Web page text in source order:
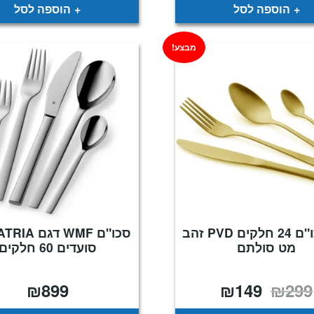
הוספה לסל הוספה לסל
סט סכו"ם 24 חלקים PVD זהב
מט סולתם
מבצע!
₪299 המחיר
המקורי
היה:
₪149
הוא:
סועדים 60 חלקים
₪899